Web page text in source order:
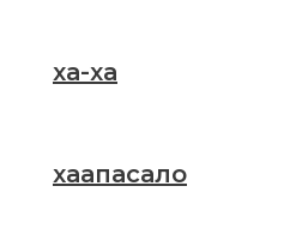
ха-ха
хаапасало